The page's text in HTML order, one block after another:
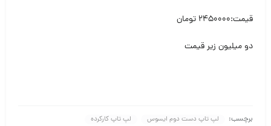
قیمت:۲۴۵۰۰۰۰ تومان
دو میلیون زیر قیمت
برچسب: لپ تاپ دست دوم ایسوس لپ تاپ کارکرده